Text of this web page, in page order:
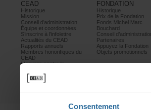
Consentement
CEAD
Historique
Mission
Conseild’administration
Équipeetcoordonnées
S’inscrireàl’infolettre
ActualitésduCEAD
Rapportsannuels
Membreshonorifiquesdu
CEAD
Mesurescontrele
Politiquedeconfidentialité
Prixetconcours
FONDATION
Historique
PrixdelaFondation
FondsMichelMarc
Bouchard
Partenaires
AppuyezlaFondation
Objetspromotionnels